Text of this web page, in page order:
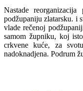
Nastade
podžupaniju zlatarsku. i
vlade rečenoj
samom župniku, koj
crkvene kuće, za
nadoknadjena. Podrum